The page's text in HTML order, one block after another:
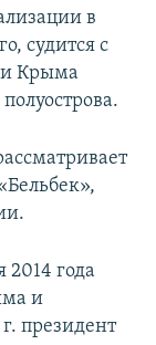
в
судится с
Крыма
2014 года
и
президент